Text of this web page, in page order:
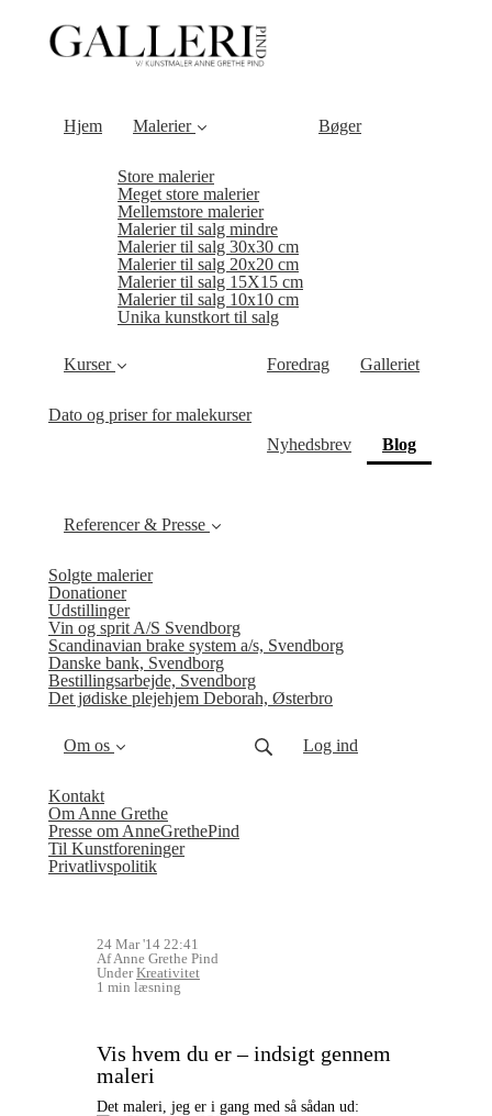
Hjem Malerier
Store malerier
Meget store malerier
Mellemstore malerier
Malerier til salg mindre
Malerier til salg 30x30 cm
Malerier til salg 20x20 cm
Malerier til salg 15X15 cm
Malerier til salg 10x10 cm
Unika kunstkort til salg
Bøger
Kurser
Dato og priser for malekurser
Foredrag Galleriet
Nyhedsbrev Blog(current)
Referencer & Presse
Solgte malerier
Donationer
Udstillinger
Vin og sprit A/S Svendborg
Scandinavian brake system a/s, Svendborg
Danske bank, Svendborg
Bestillingsarbejde, Svendborg
Det jødiske plejehjem Deborah, Østerbro
Om os
Kontakt
Om Anne Grethe
Presse om AnneGrethePind
Til Kunstforeninger
Privatlivspolitik
Log ind
24 Mar '14 22:41
Af Anne Grethe Pind
UnderKreativitet
1 min læsning
Vis hvem du er – indsigt gennem
maleri
Det maleri, jeg er i gang med så sådan ud: